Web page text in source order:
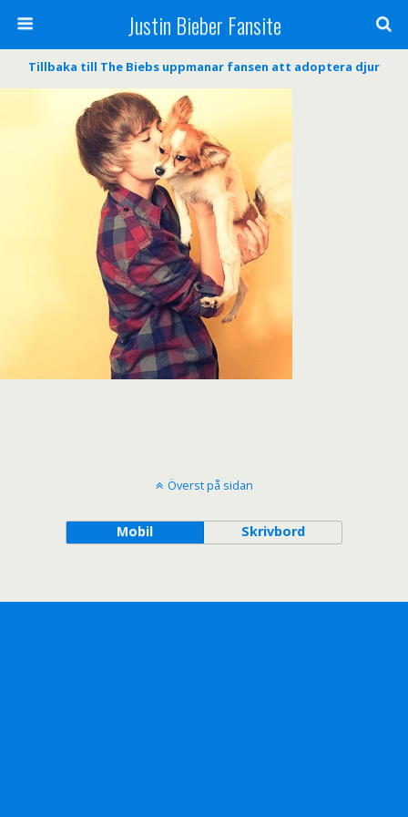
Justin Bieber Fansite
Tillbaka till The Biebs uppmanar fansen att adoptera djur
Överst på sidan
Mobil Skrivbord